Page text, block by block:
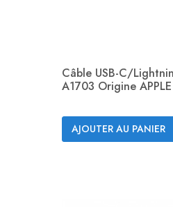
Câble USB-C/
A1703 Origine
AJOUTER AU PANIER